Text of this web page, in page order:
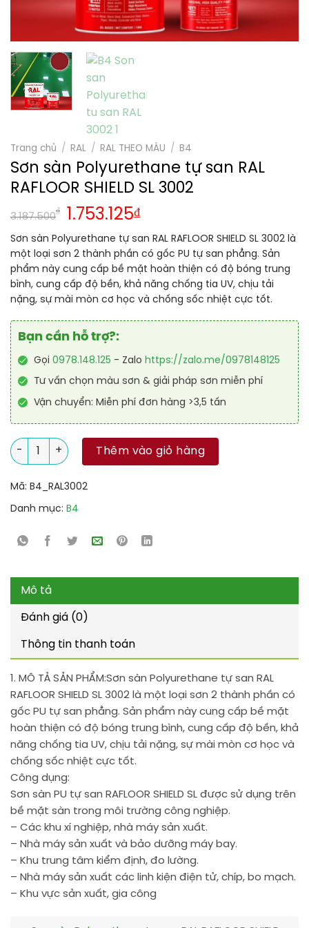
Trang chủ / RAL / RAL THEO MÀU / B4
Sơn sàn Polyurethane tự san RAL
RAFLOOR SHIELD SL 3002
3.187.500
₫ 1.753.125₫
Sơn sàn Polyurethane tự san RAL RAFLOOR SHIELD SL 3002 là
một loại sơn 2 thành phần có gốc PU tự san phẳng. Sản
phẩm này cung cấp bề mặt hoàn thiện có độ bóng trung
bình, cung cấp độ bền, khả năng chống tia UV, chịu tải
nặng, sự mài mòn cơ học và chống sốc nhiệt cực tốt.
Bạn cần hỗ trợ?:
Gọi 0978.148.125 - Zalo https://zalo.me/0978148125
Tư vấn chọn màu sơn & giải pháp sơn miễn phí
Vận chuyển: Miễn phí đơn hàng >3,5 tấn
Sơn sàn Polyurethane tự san RAL RAFLOOR SHIELD SL 3002
Thêm vào giỏ hàng
Mã: B4_RAL3002
Danh mục: B4
Mô tả
Đánh giá (0)
Thông tin thanh toán
1. MÔ TẢ SẢN PHẨM:Sơn sàn Polyurethane tự san RAL
RAFLOOR SHIELD SL 3002 là một loại sơn 2 thành phần có
gốc PU tự san phẳng. Sản phẩm này cung cấp bề mặt
hoàn thiện có độ bóng trung bình, cung cấp độ bền, khả
năng chống tia UV, chịu tải nặng, sự mài mòn cơ học và
chống sốc nhiệt cực tốt.
Công dụng:
Sơn sàn PU tự san RAFLOOR SHIELD SL được sử dụng trên
bề mặt sàn trong môi trường công nghiệp.
– Các khu xí nghiệp, nhà máy sản xuất.
– Nhà máy sản xuất và bảo dưỡng máy bay.
– Khu trung tâm kiểm định, đo lường.
– Nhà máy sản xuất các linh kiện điện tử, chíp, bo mạch.
– Khu vực sản xuất, gia công